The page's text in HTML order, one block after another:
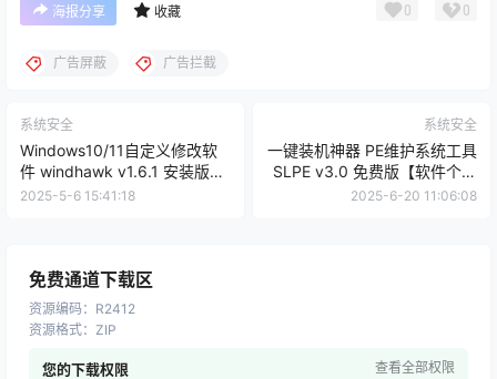
海报分享 收藏 0 0
广告屏蔽 广告拦截
系统安全
Windows10/11自定义修改软
件 windhawk v1.6.1 安装版
【软件个锤子·R3296】
2025-5-6 15:41:18
系统安全
一键装机神器 PE维护系统工具
SLPE v3.0 免费版【软件个锤
子·R4159】
2025-6-20 11:06:08
免费通道下载区
资源编码： R2412
资源格式： ZIP
您的下载权限 查看全部权限